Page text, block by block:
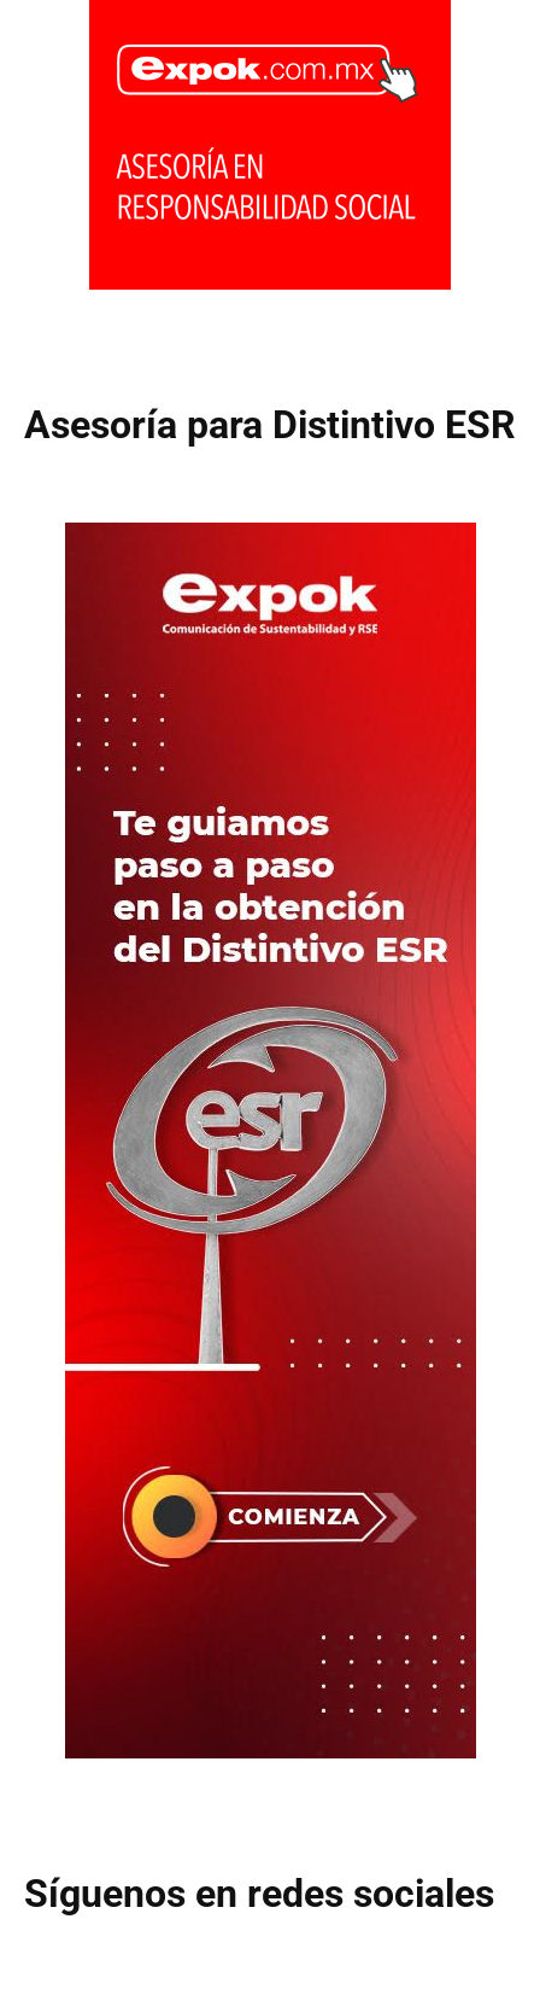
Asesoría para Distintivo ESR
Síguenos en redes sociales